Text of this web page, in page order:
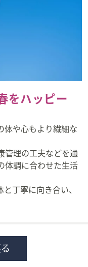
をハッピー
体や心もより繊細な
管理の工夫などを通
体調に合わせた生活
丁寧に向き合い、